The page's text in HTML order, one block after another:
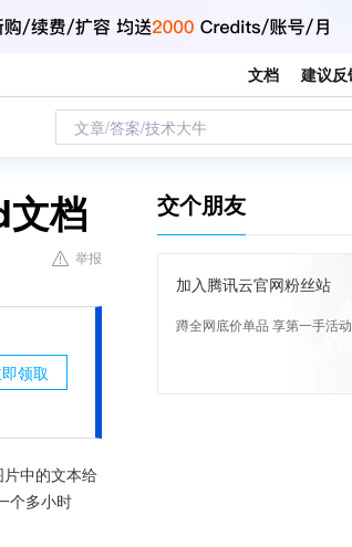
文档 建议反
文章/答案/技术大牛
文档
举报
领取
中的文本给
个多小时
交个朋友
加入腾讯云官网粉丝站
蹲全网底价单品 享第一手活